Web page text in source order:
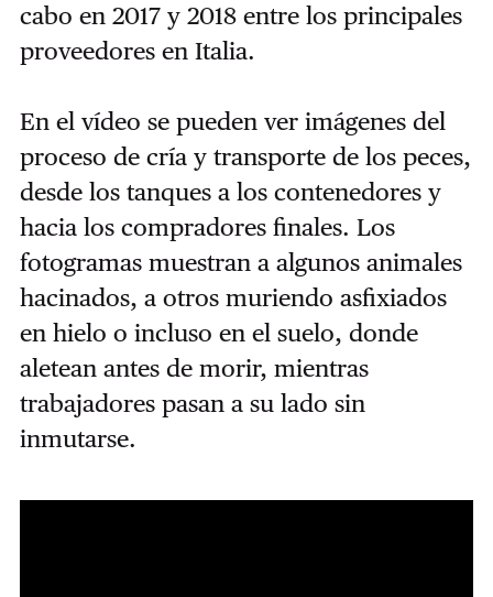
cabo en 2017 y 2018 entre los principales
proveedores en Italia.
En el vídeo se pueden ver imágenes del
proceso de cría y transporte de los peces,
desde los tanques a los contenedores y
hacia los compradores finales. Los
fotogramas muestran a algunos animales
hacinados, a otros muriendo asfixiados
en hielo o incluso en el suelo, donde
aletean antes de morir, mientras
trabajadores pasan a su lado sin
inmutarse.